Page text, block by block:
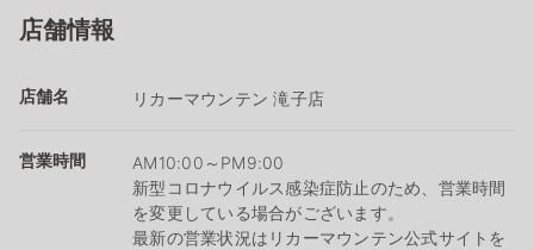
店舗情報
店舗名 リカーマウンテン 滝子店
営業時間
AM10:00～PM9:00
新型コロナウイルス感染症防止のため、営業時間
を変更している場合がございます。
最新の営業状況はリカーマウンテン公式サイトを